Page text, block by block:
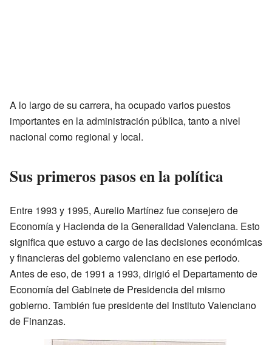
A lo largo de su carrera, ha ocupado varios puestos
importantes en la administración pública, tanto a nivel
nacional como regional y local.
Sus primeros pasos en la política
Entre 1993 y 1995, Aurelio Martínez fue consejero de
Economía y Hacienda de la Generalidad Valenciana. Esto
significa que estuvo a cargo de las decisiones económicas
y financieras del gobierno valenciano en ese periodo.
Antes de eso, de 1991 a 1993, dirigió el Departamento de
Economía del Gabinete de Presidencia del mismo
gobierno. También fue presidente del Instituto Valenciano
de Finanzas.